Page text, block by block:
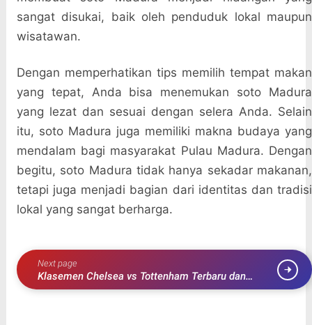
sangat disukai, baik oleh penduduk lokal maupun
wisatawan.
Dengan memperhatikan tips memilih tempat makan
yang tepat, Anda bisa menemukan soto Madura
yang lezat dan sesuai dengan selera Anda. Selain
itu, soto Madura juga memiliki makna budaya yang
mendalam bagi masyarakat Pulau Madura. Dengan
begitu, soto Madura tidak hanya sekadar makanan,
tetapi juga menjadi bagian dari identitas dan tradisi
lokal yang sangat berharga.
Next page
Klasemen Chelsea vs Tottenham Terbaru dan
Perkembangan Terhangat di Liga Inggris